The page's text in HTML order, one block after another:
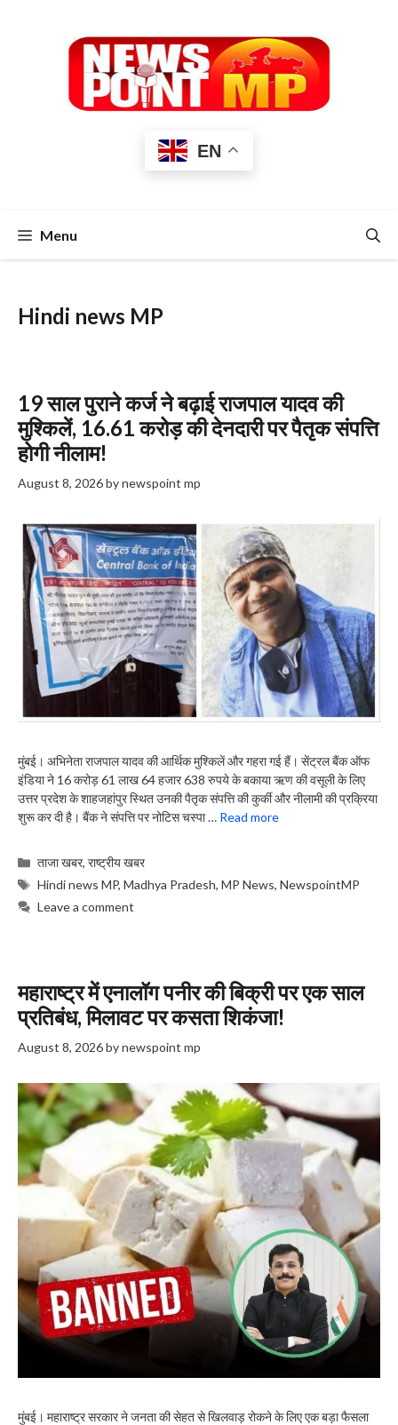
EN
Menu
Hindi news MP
19 साल पुराने कर्ज ने बढ़ाई राजपाल यादव की
मुश्किलें, 16.61 करोड़ की देनदारी पर पैतृक संपत्ति
होगी नीलाम!
August 8, 2026bynewspoint mp
मुंबई। अभिनेता राजपाल यादव की आर्थिक मुश्किलें और गहरा गई हैं। सेंट्रल बैंक ऑफ
इंडिया ने 16 करोड़ 61 लाख 64 हजार 638 रुपये के बकाया ऋण की वसूली के लिए
उत्तर प्रदेश के शाहजहांपुर स्थित उनकी पैतृक संपत्ति की कुर्की और नीलामी की प्रक्रिया
शुरू कर दी है। बैंक ने संपत्ति पर नोटिस चस्पा … Read more
Categories
ताजा खबर,राष्ट्रीय खबर
Tags
Hindi news MP,Madhya Pradesh,MP News,NewspointMP
Leave a comment
महाराष्ट्र में एनालॉग पनीर की बिक्री पर एक साल
प्रतिबंध, ​मिलावट पर कसता शिकंजा!
August 8, 2026bynewspoint mp
मुंबई। महाराष्ट्र सरकार ने जनता की सेहत से खिलवाड़ रोकने के लिए एक बड़ा फैसला